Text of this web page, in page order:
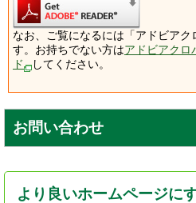
なお、ご覧になるには「アドビア
す。お持ちでない方はアドビアクロ
ド
してください。
お問い合わせ
より良いホームページに